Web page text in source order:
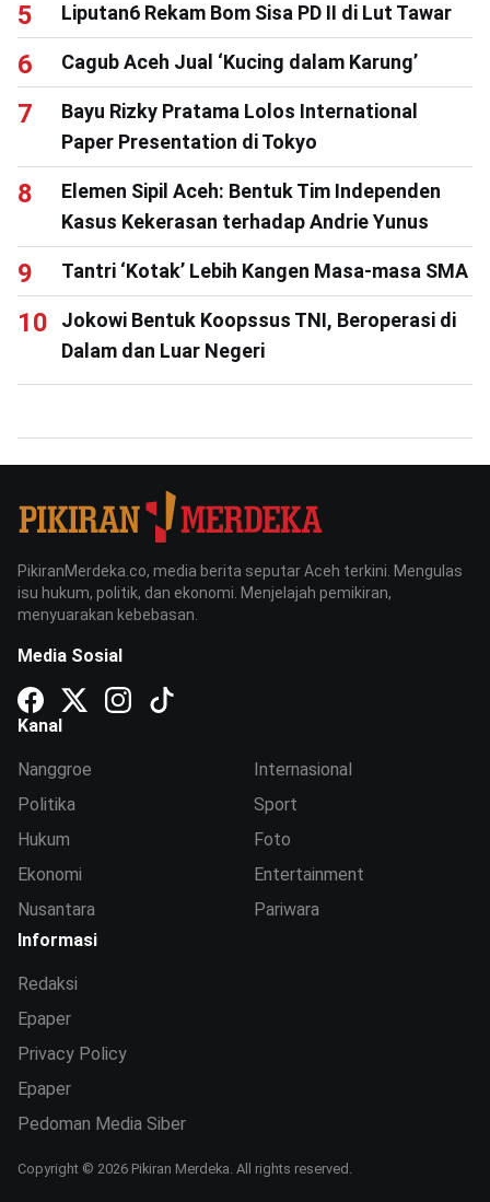
Liputan6 Rekam Bom Sisa PD II di Lut Tawar
Cagub Aceh Jual ‘Kucing dalam Karung’
Bayu Rizky Pratama Lolos International
Paper Presentation di Tokyo
Elemen Sipil Aceh: Bentuk Tim Independen
Kasus Kekerasan terhadap Andrie Yunus
Tantri ‘Kotak’ Lebih Kangen Masa-masa SMA
Jokowi Bentuk Koopssus TNI, Beroperasi di
Dalam dan Luar Negeri
PikiranMerdeka.co, media berita seputar Aceh terkini. Mengulas
isu hukum, politik, dan ekonomi. Menjelajah pemikiran,
menyuarakan kebebasan.
Media Sosial
Kanal
Nanggroe
Politika
Hukum
Ekonomi
Nusantara
Internasional
Sport
Foto
Entertainment
Pariwara
Informasi
Redaksi
Epaper
Privacy Policy
Epaper
Pedoman Media Siber
Copyright © 2026 Pikiran Merdeka. All rights reserved.